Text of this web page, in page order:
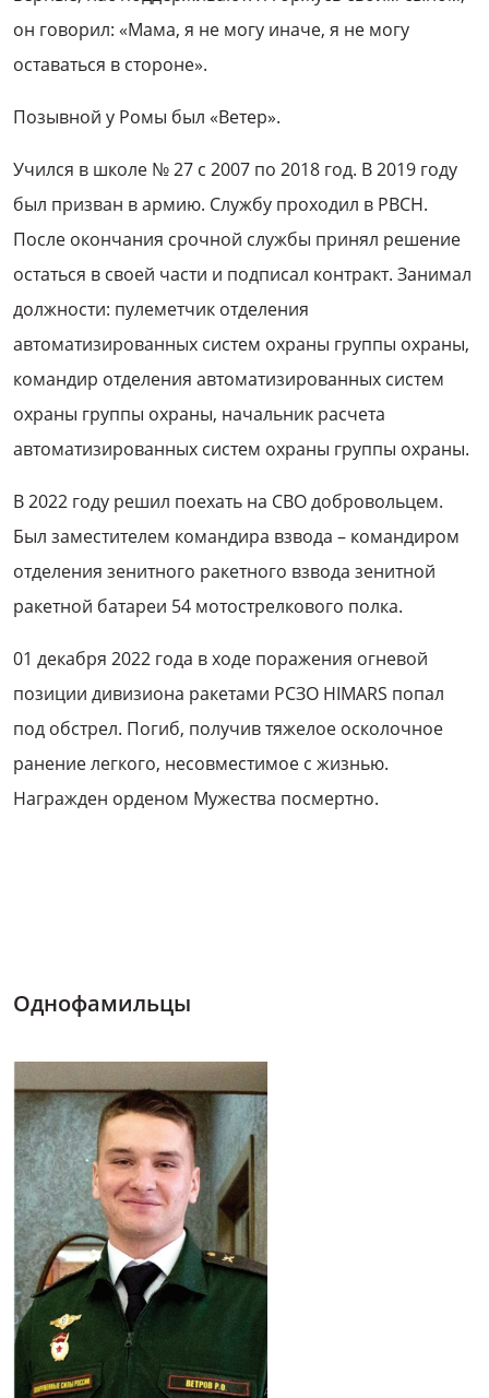
он говорил: «Мама, я не могу иначе, я не могу
оставаться в стороне».
Позывной у Ромы был «Ветер».
Учился в школе № 27 с 2007 по 2018 год. В 2019 году
был призван в армию. Службу проходил в РВСН.
После окончания срочной службы принял решение
остаться в своей части и подписал контракт. Занимал
должности: пулеметчик отделения
автоматизированных систем охраны группы охраны,
командир отделения автоматизированных систем
охраны группы охраны, начальник расчета
автоматизированных систем охраны группы охраны.
В 2022 году решил поехать на СВО добровольцем.
Был заместителем командира взвода – командиром
отделения зенитного ракетного взвода зенитной
ракетной батареи 54 мотострелкового полка.
01 декабря 2022 года в ходе поражения огневой
позиции дивизиона ракетами РСЗО HIMARS попал
под обстрел. Погиб, получив тяжелое осколочное
ранение легкого, несовместимое с жизнью.
Награжден орденом Мужества посмертно.
Однофамильцы